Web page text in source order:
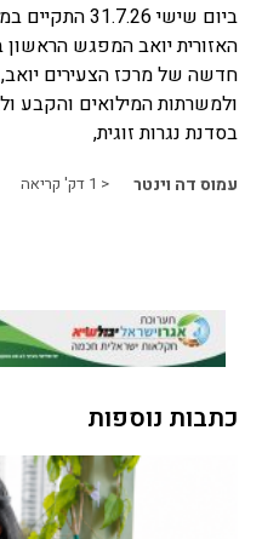
ביום שישי
האזורית יואב המפגש הראשון
חדשה של מרכז הצעירים
ולמשרתות המילואים והקבע
בסדנת נגרות זוגית,
עמוס דה וינטר < 1 דק' קריאה
כתבות נוספות